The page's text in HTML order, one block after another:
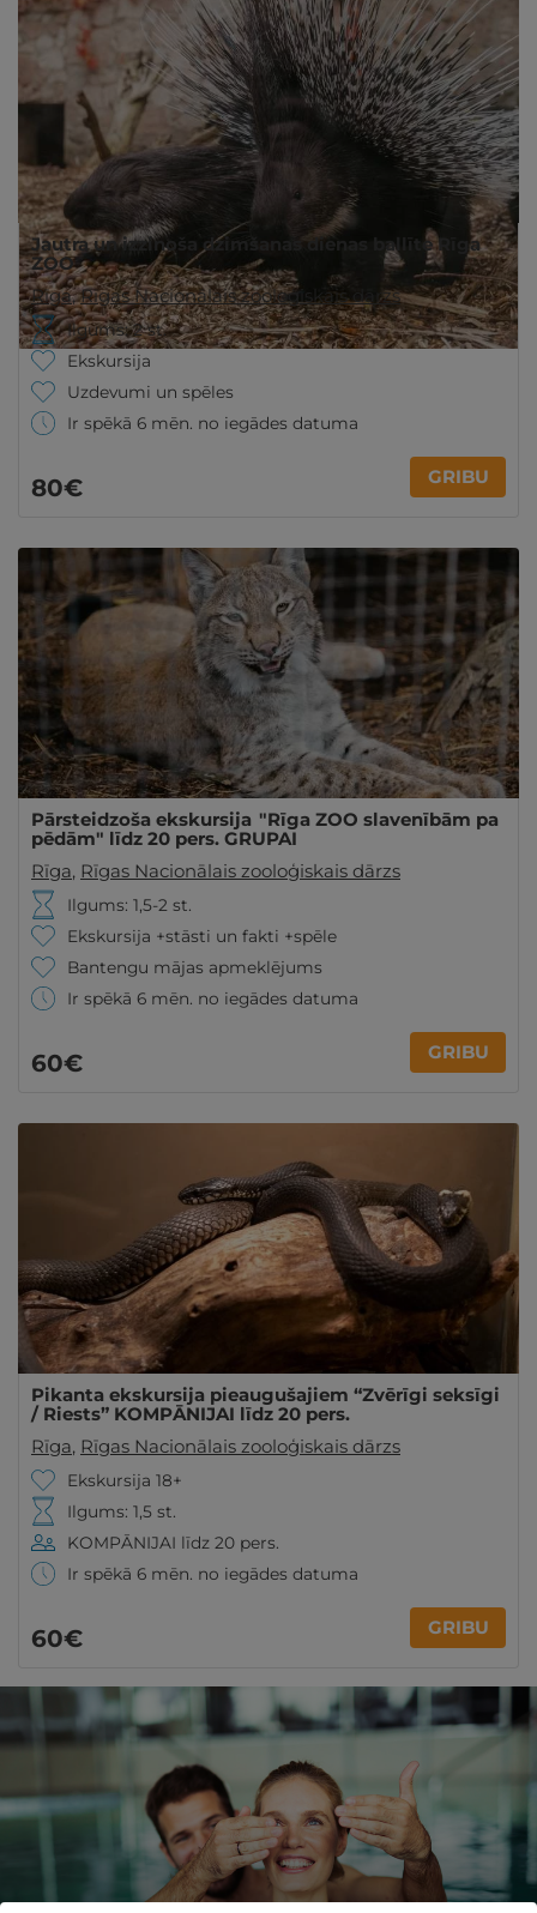
Jautra un izzinoša dzimšanas dienas ballīte Rīga
ZOO
Rīga,Rīgas Nacionālais zooloģiskais dārzs
Ilgums: 2 st.
Ekskursija
Uzdevumi un spēles
Ir spēkā 6 mēn. no iegādes datuma
80€ GRIBU
Pārsteidzoša ekskursija "Rīga ZOO slavenībām pa
pēdām" līdz 20 pers. GRUPAI
Rīga, Rīgas Nacionālais zooloģiskais dārzs
Ilgums: 1,5-2 st.
Ekskursija +stāsti un fakti +spēle
Bantengu mājas apmeklējums
Ir spēkā 6 mēn. no iegādes datuma
60€ GRIBU
Pikanta ekskursija pieaugušajiem “Zvērīgi seksīgi
/ Riests” KOMPĀNIJAI līdz 20 pers.
Rīga, Rīgas Nacionālais zooloģiskais dārzs
Ekskursija 18+
Ilgums: 1,5 st.
KOMPĀNIJAI līdz 20 pers.
Ir spēkā 6 mēn. no iegādes datuma
60€ GRIBU